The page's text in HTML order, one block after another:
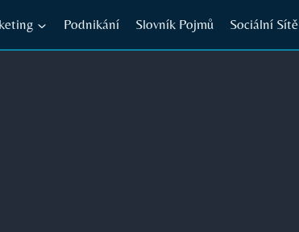
Podnikání Slovník Pojmů Sociální Sítě